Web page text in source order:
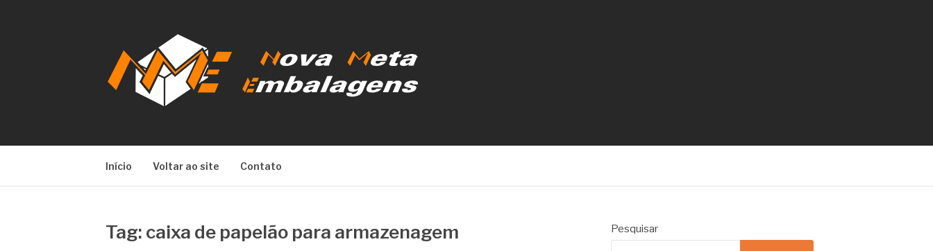
Início Voltar ao site Contato
Tag: caixa de papelão para armazenagem Pesquisar